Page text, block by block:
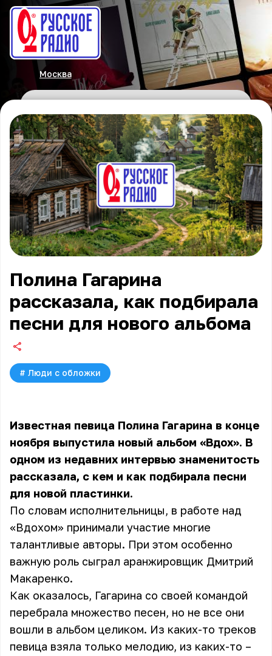
Москва
Полина Гагарина
рассказала, как подбирала
песни для нового альбома
# Люди с обложки
Известная певица Полина Гагарина в конце
ноября выпустила новый альбом «Вдох». В
одном из недавних интервью знаменитость
рассказала, с кем и как подбирала песни
для новой пластинки.
По словам исполнительницы, в работе над
«Вдохом» принимали участие многие
талантливые авторы. При этом особенно
важную роль сыграл аранжировщик Дмитрий
Макаренко.
Как оказалось, Гагарина со своей командой
перебрала множество песен, но не все они
вошли в альбом целиком. Из каких-то треков
певица взяла только мелодию, из каких-то –